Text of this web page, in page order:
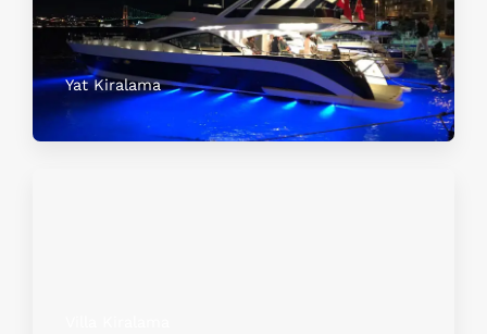
Yat Kiralama